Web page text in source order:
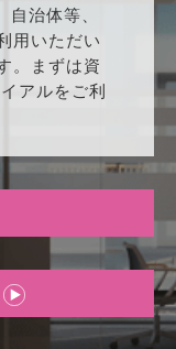
治体等、
用いただい
。まずは資
アルをご利